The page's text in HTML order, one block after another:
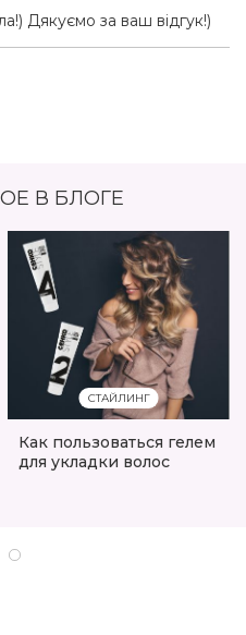
Дякуємо за ваш відгук!)
В БЛОГЕ
СТАЙЛИНГ
Как пользоваться гелем
для укладки волос